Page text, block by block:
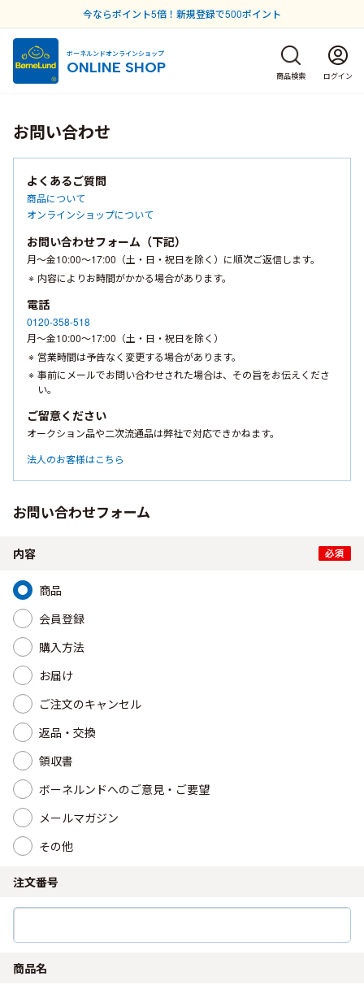
今ならポイント5倍！新規登録で500ポイント
ボーネルンドオンラインショップ
ONLINE SHOP 商品検索 ログイン
お問い合わせ
よくあるご質問
商品について
オンラインショップについて
お問い合わせフォーム（下記）
月〜金10:00〜17:00（土・日・祝日を除く）に順次ご返信します。
内容によりお時間がかかる場合があります。
電話
0120-358-518
月〜金10:00〜17:00（土・日・祝日を除く）
営業時間は予告なく変更する場合があります。
事前にメールでお問い合わせされた場合は、その旨をお伝えくださ
い。
ご留意ください
オークション品や二次流通品は弊社で対応できかねます。
法人のお客様はこちら
お問い合わせフォーム
内容
商品
会員登録
購入方法
お届け
ご注文のキャンセル
返品・交換
領収書
ボーネルンドへのご意見・ご要望
メールマガジン
その他
注文番号
商品名